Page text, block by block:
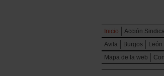
Inicio Acción
Avila
Burgos León
Mapa de la web